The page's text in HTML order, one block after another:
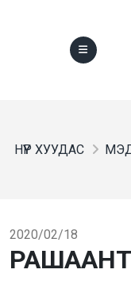
НҮҮР ХУУДАС
2020/02/18